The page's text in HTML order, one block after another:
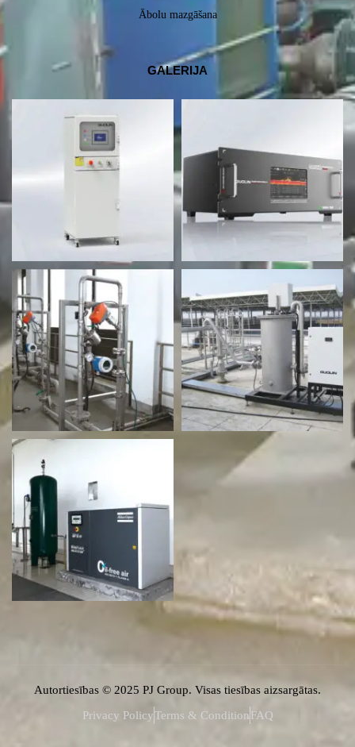
Ābolu mazgāšana
GALERIJA
Autortiesības © 2025 PJ Group. Visas tiesības aizsargātas.
Privacy PolicyTerms & ConditionFAQ